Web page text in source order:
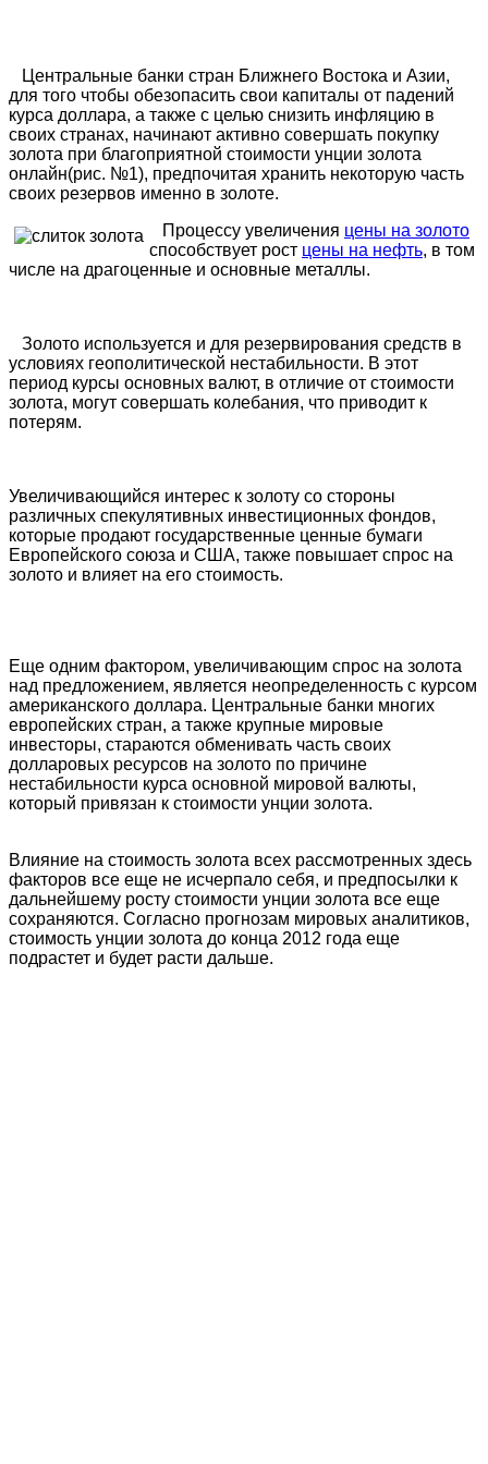
Центральные банки стран Ближнего Востока и Азии,
для того чтобы обезопасить свои капиталы от падений
курса доллара, а также с целью снизить инфляцию в
своих странах, начинают активно совершать покупку
золота при благоприятной стоимости унции золота
онлайн(рис. №1), предпочитая хранить некоторую часть
своих резервов именно в золоте.
Процессу увеличения цены на золото
способствует рост цены на нефть, в том
числе на драгоценные и основные металлы.
Золото используется и для резервирования средств в
условиях геополитической нестабильности. В этот
период курсы основных валют, в отличие от стоимости
золота, могут совершать колебания, что приводит к
потерям.
Увеличивающийся интерес к золоту со стороны
различных спекулятивных инвестиционных фондов,
которые продают государственные ценные бумаги
Европейского союза и США, также повышает спрос на
золото и влияет на его стоимость.
Еще одним фактором, увеличивающим спрос на золота
над предложением, является неопределенность с курсом
американского доллара. Центральные банки многих
европейских стран, а также крупные мировые
инвесторы, стараются обменивать часть своих
долларовых ресурсов на золото по причине
нестабильности курса основной мировой валюты,
который привязан к стоимости унции золота.
Влияние на стоимость золота всех рассмотренных здесь
факторов все еще не исчерпало себя, и предпосылки к
дальнейшему росту стоимости унции золота все еще
сохраняются. Согласно прогнозам мировых аналитиков,
стоимость унции золота до конца 2012 года еще
подрастет и будет расти дальше.